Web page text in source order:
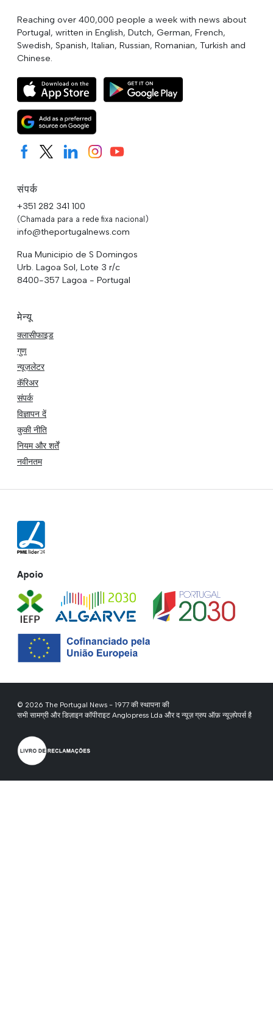
Reaching over 400,000 people a week with news about
Portugal, written in English, Dutch, German, French,
Swedish, Spanish, Italian, Russian, Romanian, Turkish and
Chinese.
संपर्क
+351 282 341 100
(Chamada para a rede fixa nacional)
info@theportugalnews.com
Rua Municipio de S Domingos
Urb. Lagoa Sol, Lote 3 r/c
8400-357 Lagoa - Portugal
मेन्यू
क्लासीफाइड
गुण
न्यूज़लेटर
कॅरिअर
संपर्क
विज्ञापन दें
कुकी नीति
नियम और शर्तें
नवीनतम
Apoio
© 2026 The Portugal News - 1977 की स्थापना की
सभी सामग्री और डिज़ाइन कॉपीराइट Anglopress Lda और द न्यूज़ ग्रुप ऑफ़ न्यूज़पेपर्स है